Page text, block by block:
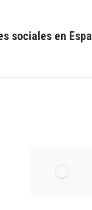
sociales en